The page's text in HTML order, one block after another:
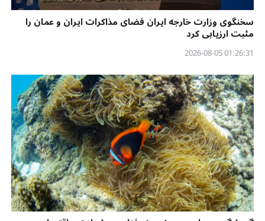
سخنگوی وزارت خارجه ایران فضای مذاکرات ایران و عمان را
مثبت ارزیابی کرد
01:26:31 2026-08-05